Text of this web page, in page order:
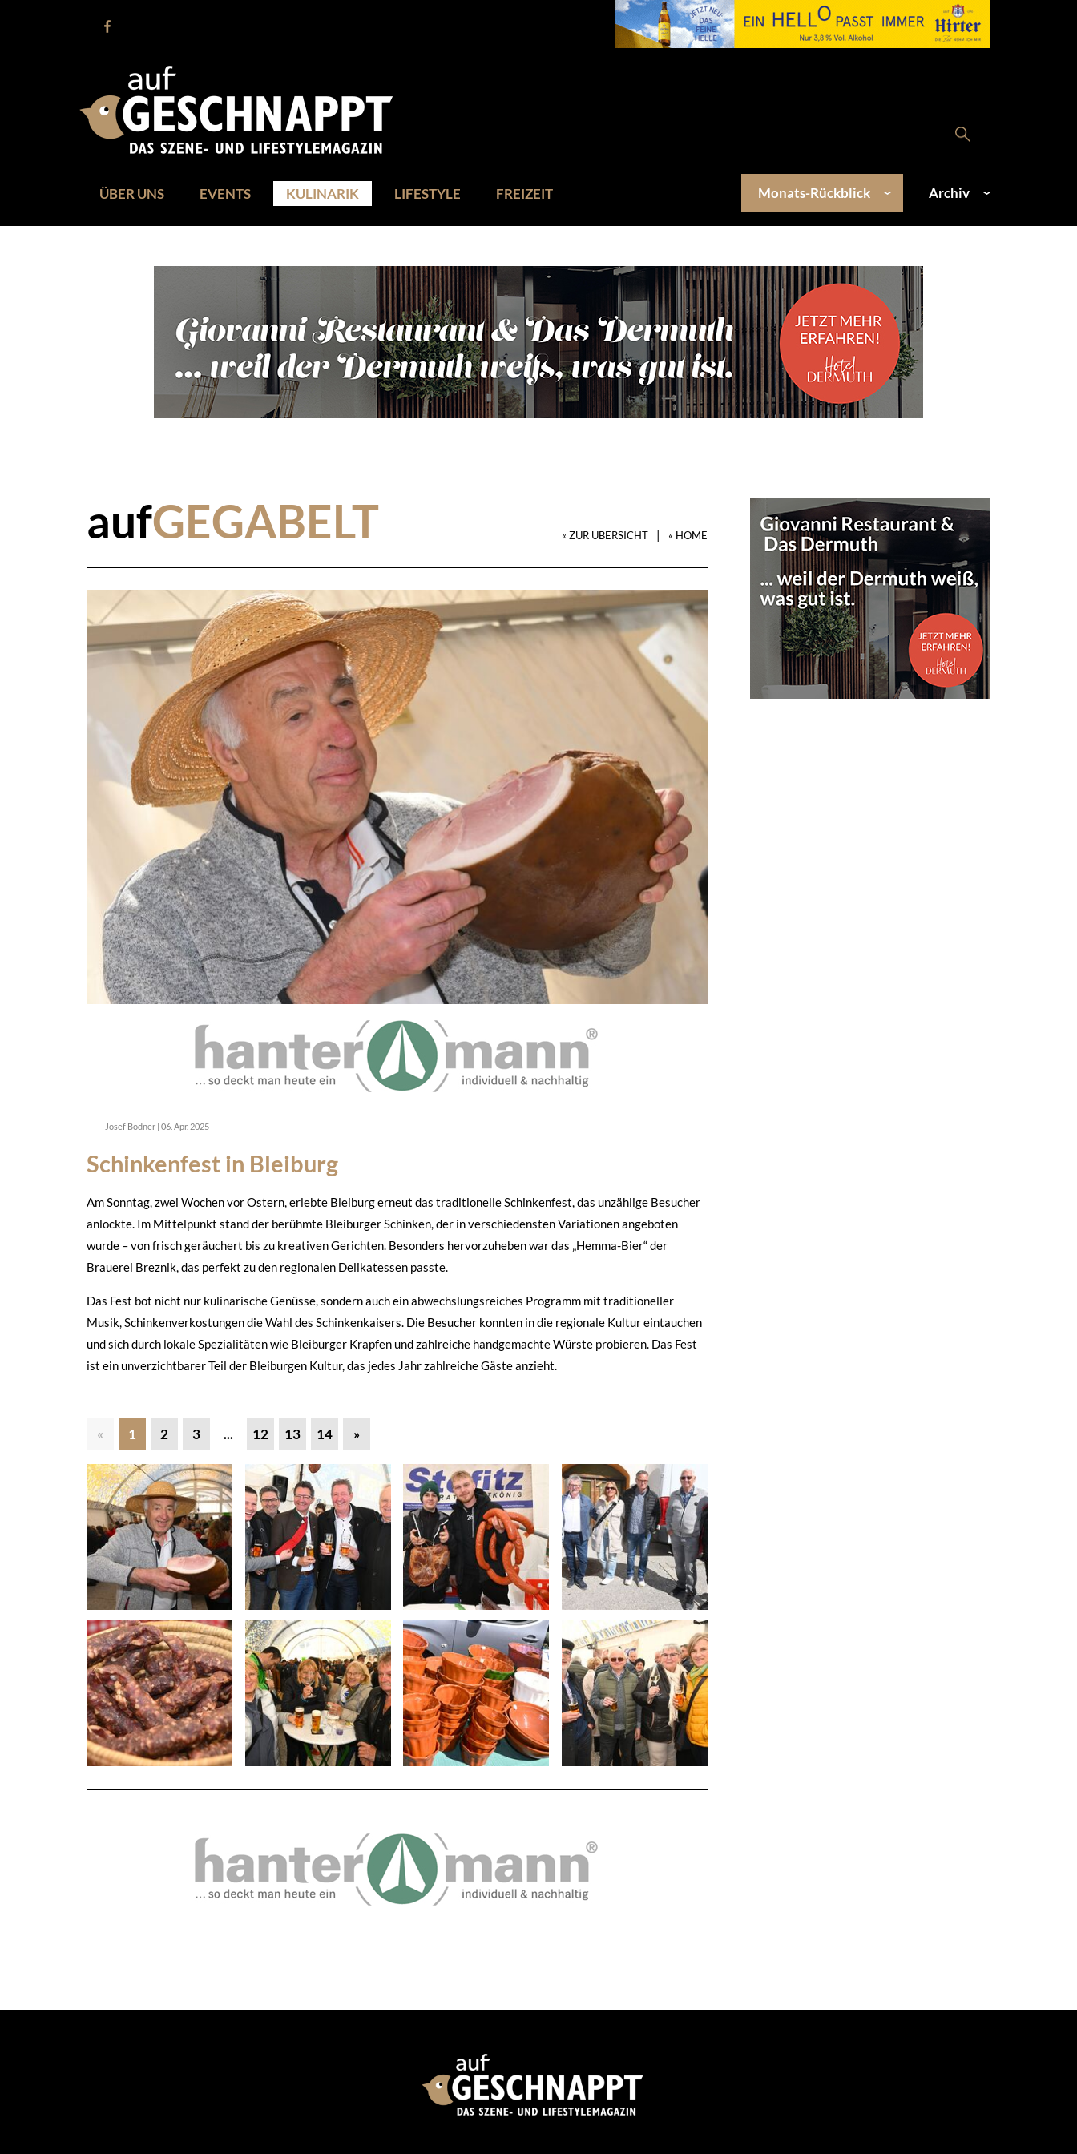
ÜBER UNS EVENTS KULINARIK LIFESTYLE FREIZEIT Monats-Rückblick Archiv
aufGEGABELT « ZUR ÜBERSICHT | « HOME
Josef Bodner 06. Apr. 2025
Schinkenfest in Bleiburg
Am Sonntag, zwei Wochen vor Ostern, erlebte Bleiburg erneut das traditionelle Schinkenfest, das unzählige Besucher
anlockte. Im Mittelpunkt stand der berühmte Bleiburger Schinken, der in verschiedensten Variationen angeboten
wurde – von frisch geräuchert bis zu kreativen Gerichten. Besonders hervorzuheben war das „Hemma-Bier“ der
Brauerei Breznik, das perfekt zu den regionalen Delikatessen passte.
Das Fest bot nicht nur kulinarische Genüsse, sondern auch ein abwechslungsreiches Programm mit traditioneller
Musik, Schinkenverkostungen die Wahl des Schinkenkaisers. Die Besucher konnten in die regionale Kultur eintauchen
und sich durch lokale Spezialitäten wie Bleiburger Krapfen und zahlreiche handgemachte Würste probieren. Das Fest
ist ein unverzichtbarer Teil der Bleiburgen Kultur, das jedes Jahr zahlreiche Gäste anzieht.
« 1 2 3 ... 12 13 14 »